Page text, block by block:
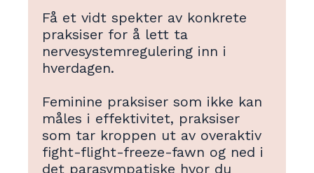
Få et vidt spekter av konkrete
praksiser for å lett ta
nervesystemregulering inn i
hverdagen.
Feminine praksiser som ikke kan
måles i effektivitet, praksiser
som tar kroppen ut av overaktiv
fight-flight-freeze-fawn og ned i
det parasympatiske hvor du